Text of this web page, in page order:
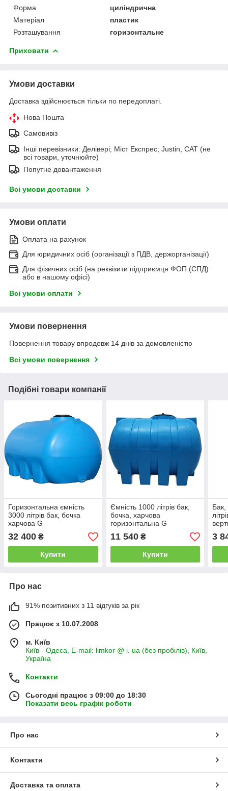
Форма
циліндрична
Матеріал
пластик
Розташування
горизонтальне
Приховати
Умови доставки
Доставка здійснюється тільки по передоплаті.
Нова Пошта
Самовивіз
Інші перевізники: Делівері; Міст Експрес; Justin, САТ (не
всі товари, уточнюйте)
Попутне довантаження
Всі умови доставки
Умови оплати
Оплата на рахунок
Для юридичних осіб (організації з ПДВ, держорганізації)
Для фізичних осіб (на реквізити підприємця ФОП (СПД)
або в нашому офісі)
Всі умови оплати
Умови повернення
Повернення товару впродовж 14 днів за домовленістю
Всі умови повернення
Подібні товари компанії
Горизонтальна ємність
3000 літрів бак, бочка
харчова G
32 400 ₴
Купити
Ємність 1000 літрів бак,
бочка, харчова
горизонтальна G
11 540₴
Купити
Бак,
V
3
Про нас
91% позитивних з 11 відгуків за рік
Працює з 10.07.2008
м. Київ
Київ - Одеса, E-mail: limkor @ i. ua (без пробілів), Київ,
Україна
Контакти
Сьогодні працює з 09:00 до 18:30
Показати весь графік роботи
Про нас
Контакти
Доставка та оплата